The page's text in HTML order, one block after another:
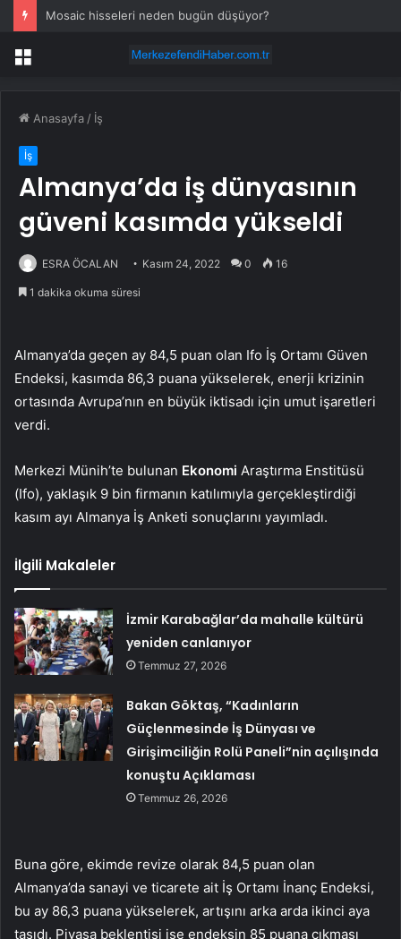
Mosaic hisseleri neden bugün düşüyor?
Menü
Anasayfa / İş
İş
Almanya’da iş dünyasının
güveni kasımda yükseldi
ESRA ÖCALAN Kasım 24, 2022 0 16
1 dakika okuma süresi
Almanya’da geçen ay 84,5 puan olan Ifo İş Ortamı Güven
Endeksi, kasımda 86,3 puana yükselerek, enerji krizinin
ortasında Avrupa’nın en büyük iktisadı için umut işaretleri
verdi.
Merkezi Münih’te bulunan Ekonomi Araştırma Enstitüsü
(Ifo), yaklaşık 9 bin firmanın katılımıyla gerçekleştirdiği
kasım ayı Almanya İş Anketi sonuçlarını yayımladı.
İlgili Makaleler
İzmir Karabağlar’da mahalle kültürü
yeniden canlanıyor
Temmuz 27, 2026
Bakan Göktaş, “Kadınların
Güçlenmesinde İş Dünyası ve
Girişimciliğin Rolü Paneli”nin açılışında
konuştu Açıklaması
Temmuz 26, 2026
Buna göre, ekimde revize olarak 84,5 puan olan
Almanya’da sanayi ve ticarete ait İş Ortamı İnanç Endeksi,
bu ay 86,3 puana yükselerek, artışını arka arda ikinci aya
taşıdı. Piyasa beklentisi ise endeksin 85 puana çıkması